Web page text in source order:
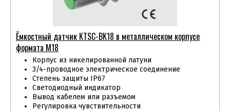
Ёмкостный датчик KTSС-BK18 в металлическом корпусе
формата М18
Корпус из никелированной латуни
3/4-проводное электрическое соединение
Степень защиты IP67
Светодиодный индикатор
Вывод кабелем или разъемом
Регулировка чувствительности